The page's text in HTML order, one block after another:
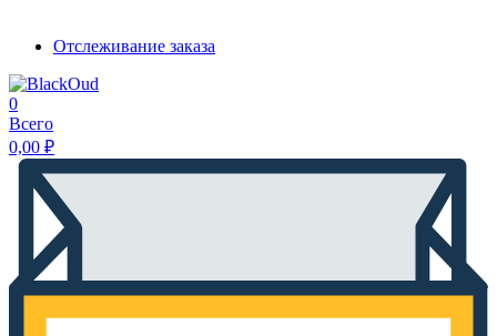
Отслеживание заказа
0
Всего
0,00 ₽